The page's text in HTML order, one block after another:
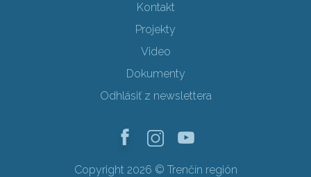
Kontakt
Projekty
Video
Dokumenty
Odhlásiť z newslettera
Copyright 2026 © Trenčín región